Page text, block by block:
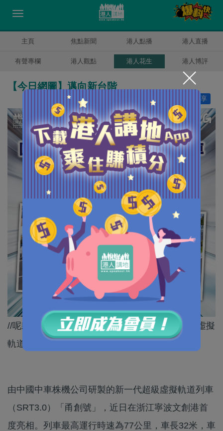
主頁 焦點新聞 港人點播 港人直播
有聲專欄 港人觀點 港人花生 港人博評
【今日網圖】邁向新台階
分享
//呢款列車通過「圖像識別+北斗定位」感知地面虛擬
軌道，可以實現在有人值守下自動駕駛！//
由中國中車株機公司研製的新一代超級虛擬軌道列車
（SRT3.0）「甬創號」，近日在浙江寧波文創港首
度亮相。列車最高運行時速為77公里，車長32米，車